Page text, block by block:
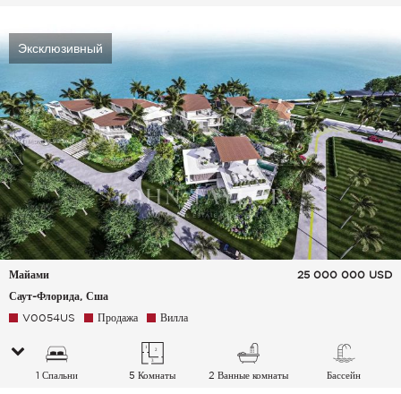
Эксклюзивный
Майами
Саут-Флорида, Сша
25 000 000 USD
V0054US Продажа Вилла
1 Спальни 5 Комнаты 2 Ванные комнаты Бассейн